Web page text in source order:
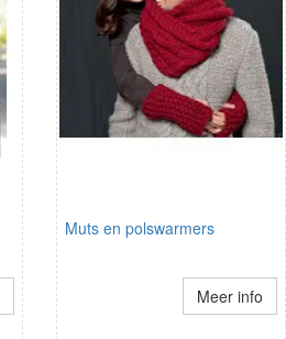
Muts en polswarmers
Meer info